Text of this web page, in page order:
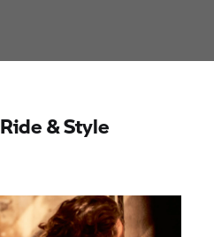
Ride & Style